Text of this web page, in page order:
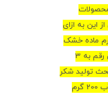
این به ازای
متر مکعب آب 400 گرم ماده خشک
گندم تولید می شد اما اکنون این رقم به 3
تولید شکر
نیز به ازای مصرف هر مترمکعب آب 200 گرم